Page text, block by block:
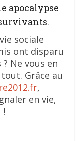
apocalypse
sociale
ont disparu
Ne vous en
Grâce au
,
en vie,